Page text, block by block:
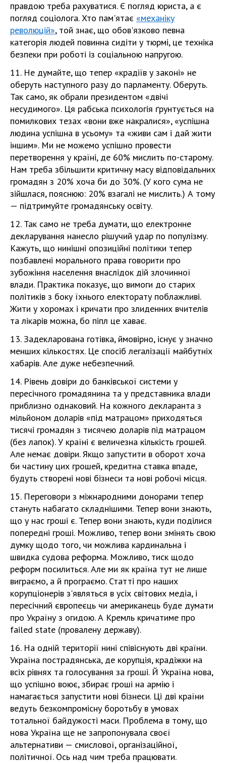
правдою треба рахуватися. Є погляд юриста, а є
погляд соціолога. Хто пам'ятає «механіку
революцій», той знає, що обов'язково певна
категорія людей повинна сидіти у тюрмі, це техніка
безпеки при роботі із соціальною напругою.
11. Не думайте, що тепер «крадіїв у законі» не
оберуть наступного разу до парламенту. Оберуть.
Так само, як обрали президентом «двічі
несудимого». Ця рабська психологія ґрунтується на
помилкових тезах «вони вже накралися», «успішна
людина успішна в усьому» та «живи сам і дай жити
іншим». Ми не можемо успішно провести
перетворення у країні, де 60% мислить по-старому.
Нам треба збільшити критичну масу відповідальних
громадян з 20% хоча би до 30%. (У кого сума не
зійшлася, пояснюю: 20% взагалі не мислить.) А тому
— підтримуйте громадянську освіту.
12. Так само не треба думати, що електронне
декларування нанесло рішучий удар по популізму.
Кажуть, що нинішні опозиційні політики тепер
позбавлені морального права говорити про
зубожіння населення внаслідок дій злочинної
влади. Практика показує, що вимоги до старих
політиків з боку їхнього електорату поблажливі.
Жити у хоромах і кричати про злиденних вчителів
та лікарів можна, бо піпл це хаває.
13. Задекларована готівка, ймовірно, існує у значно
менших кількостях. Це спосіб легалізації майбутніх
хабарів. Але дуже небезпечний.
14. Рівень довіри до банківської системи у
пересічного громадянина та у представника влади
приблизно однаковий. На кожного декларанта з
мільйоном доларів «під матрацом» приходяться
тисячі громадян з тисячею доларів під матрацом
(без лапок). У країні є величезна кількість грошей.
Але немає довіри. Якщо запустити в оборот хоча
би частину цих грошей, кредитна ставка впаде,
будуть створені нові бізнеси та нові робочі місця.
15. Переговори з міжнародними донорами тепер
стануть набагато складнішими. Тепер вони знають,
що у нас гроші є. Тепер вони знають, куди поділися
попередні гроші. Можливо, тепер вони змінять свою
думку щодо того, чи можлива кардинальна і
швидка судова реформа. Можливо, тиск щодо
реформ посилиться. Але ми як країна тут не лише
виграємо, а й програємо. Статті про наших
корупціонерів з'являться в усіх світових медіа, і
пересічний європеєць чи американець буде думати
про Україну з огидою. А Кремль кричатиме про
failed state (провалену державу).
16. На одній території нині співіснують дві країни.
Україна пострадянська, де корупція, крадіжки на
всіх рівнях та голосування за гроші. Й Україна нова,
що успішно воює, збирає гроші на армію і
намагається запустити нові бізнеси. Ці дві країни
ведуть безкомпромісну боротьбу в умовах
тотальної байдужості маси. Проблема в тому, що
нова Україна ще не запропонувала своєї
альтернативи — смислової, організаційної,
політичної. Ось над чим треба працювати.